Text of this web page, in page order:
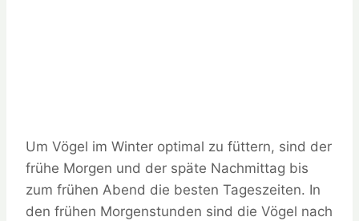
Um Vögel im Winter optimal zu füttern, sind der
frühe Morgen und der späte Nachmittag bis
zum frühen Abend die besten Tageszeiten. In
den frühen Morgenstunden sind die Vögel nach